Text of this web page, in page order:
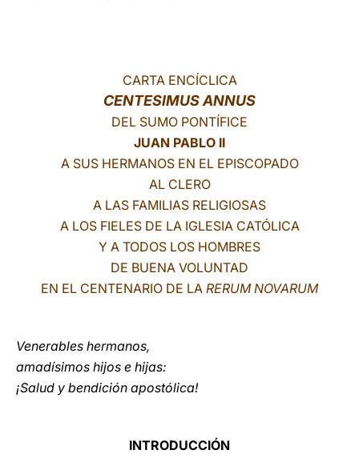
中文
CARTA ENCÍCLICA
CENTESIMUS ANNUS
DEL SUMO PONTÍFICE
JUAN PABLO II
A SUS HERMANOS EN EL EPISCOPADO
AL CLERO
A LAS FAMILIAS RELIGIOSAS
A LOS FIELES DE LA IGLESIA CATÓLICA
Y A TODOS LOS HOMBRES
DE BUENA VOLUNTAD
EN EL CENTENARIO DE LA RERUM NOVARUM
Venerables hermanos,
amadísimos hijos e hijas:
¡Salud y bendición apostólica!
INTRODUCCIÓN